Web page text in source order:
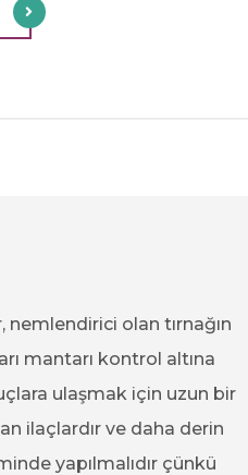
olan tırnağın
mantarı kontrol altına
ulaşmak için uzun bir
ilaçlardır ve daha derin
yapılmalıdır çünkü